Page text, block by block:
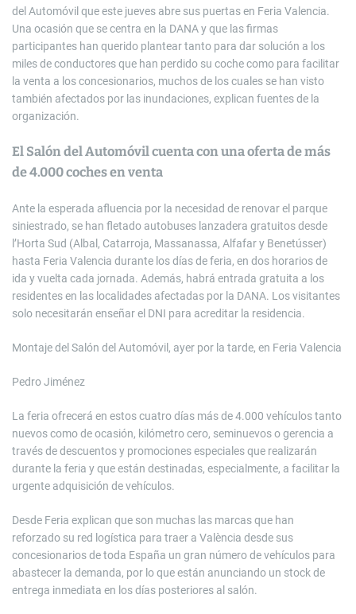
del Automóvil que este jueves abre sus puertas en Feria Valencia.
Una ocasión que se centra en la DANA y que las firmas
participantes han querido plantear tanto para dar solución a los
miles de conductores que han perdido su coche como para facilitar
la venta a los concesionarios, muchos de los cuales se han visto
también afectados por las inundaciones, explican fuentes de la
organización.
El Salón del Automóvil cuenta con una oferta de más
de 4.000 coches en venta
Ante la esperada afluencia por la necesidad de renovar el parque
siniestrado, se han fletado autobuses lanzadera gratuitos desde
l’Horta Sud (Albal, Catarroja, Massanassa, Alfafar y Benetússer)
hasta Feria Valencia durante los días de feria, en dos horarios de
ida y vuelta cada jornada. Además, habrá entrada gratuita a los
residentes en las localidades afectadas por la DANA. Los visitantes
solo necesitarán enseñar el DNI para acreditar la residencia.
Montaje del Salón del Automóvil, ayer por la tarde, en Feria Valencia
Pedro Jiménez
La feria ofrecerá en estos cuatro días más de 4.000 vehículos tanto
nuevos como de ocasión, kilómetro cero, seminuevos o gerencia a
través de descuentos y promociones especiales que realizarán
durante la feria y que están destinadas, especialmente, a facilitar la
urgente adquisición de vehículos.
Desde Feria explican que son muchas las marcas que han
reforzado su red logística para traer a València desde sus
concesionarios de toda España un gran número de vehículos para
abastecer la demanda, por lo que están anunciando un stock de
entrega inmediata en los días posteriores al salón.